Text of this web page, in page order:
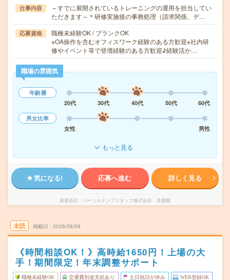
仕事内容
～すでに展開されているトレーニングの運用を担当してい
ただきます～＊研修実施後の事務処理（請求関係、デ…
応募資格
職種未経験OK / ブランクOK
※OA操作を含むオフィスワーク経験のある方歓迎※社内研
修やイベント等で登壇経験のある方歓迎♪経験活か…
職場の雰囲気
年齢層
20代
30代 40代 50代
60代
男女比率
女性
男性
もっと見る
気になる! 応募へ進む 詳しく見る
派遣会社 パーソルテンプスタッフ株式会社 首都圏
未読 掲載日 2026/08/09
《時間相談OK！》高時給1650円！上場の大
手！期間限定！年末調整サポート
職種未経験OK 交通費別途支給あり 土日祝日が休み WEB登録OK